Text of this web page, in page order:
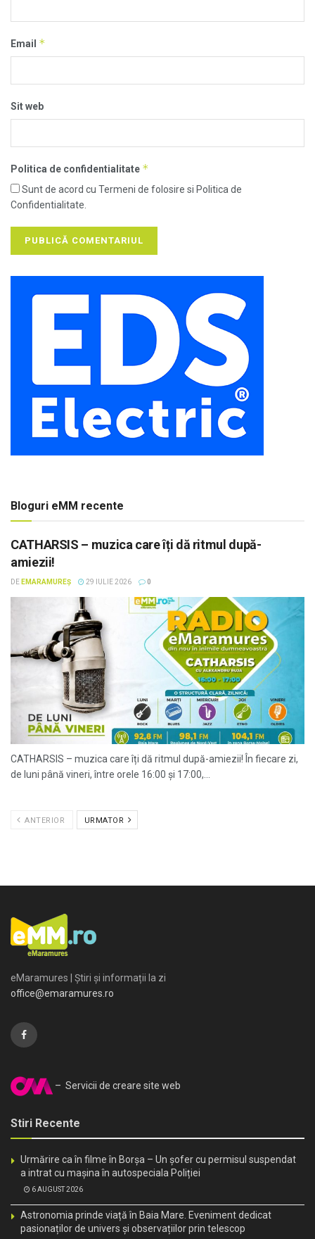
Email *
Sit web
Politica de confidentialitate *
Sunt de acord cu Termeni de folosire si Politica de
Confidentialitate.
Bloguri eMM recente
CATHARSIS – muzica care îți dă ritmul după-
amiezii!
DE EMARAMUREȘ 29 IULIE 2026 0
CATHARSIS – muzica care îți dă ritmul după-amiezii! În fiecare zi,
de luni până vineri, între orele 16:00 și 17:00,...
ANTERIOR URMATOR
eMaramures | Știri și informații la zi
office@emaramures.ro
– Servicii de creare site web
Stiri Recente
Urmărire ca în filme în Borșa – Un șofer cu permisul suspendat
a intrat cu mașina în autospeciala Poliției
6 AUGUST 2026
Astronomia prinde viață în Baia Mare. Eveniment dedicat
pasionaților de univers și observațiilor prin telescop